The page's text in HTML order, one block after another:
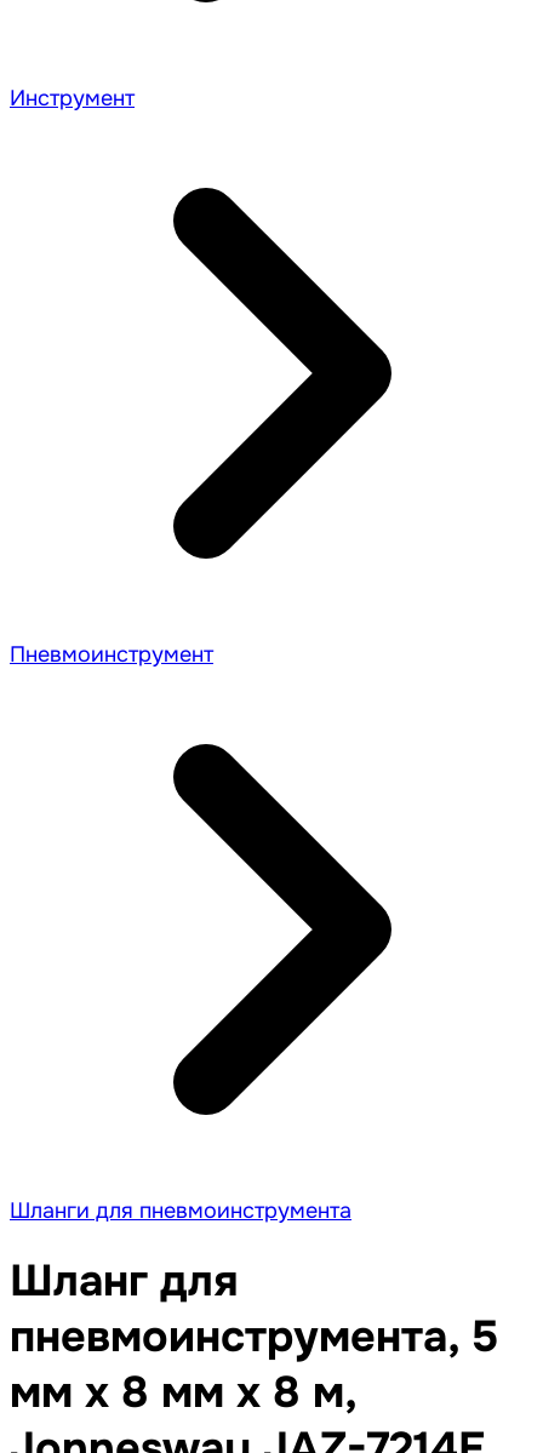
Инструмент
Пневмоинструмент
Шланги для пневмоинструмента
Шланг для
пневмоинструмента, 5
мм x 8 мм x 8 м,